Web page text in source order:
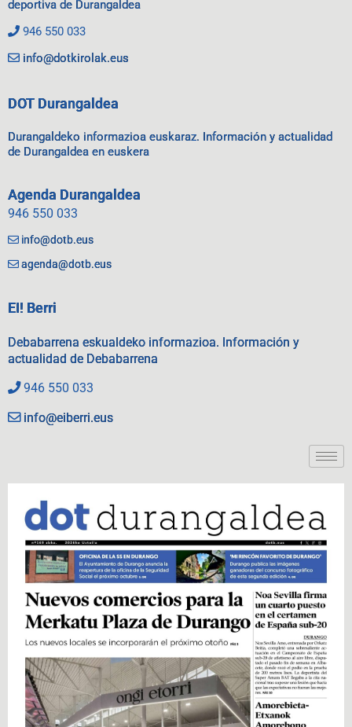
deportiva de Durangaldea
946 550 033
info@dotkirolak.eus
DOT Durangaldea
Durangaldeko informazioa euskaraz. Información y actualidad
de Durangaldea en euskera
Agenda Durangaldea
946 550 033
info@dotb.eus
agenda@dotb.eus
EI! Berri
Debabarrena eskualdeko informazioa. Información y
actualidad de Debabarrena
946 550 033
info@eiberri.eus